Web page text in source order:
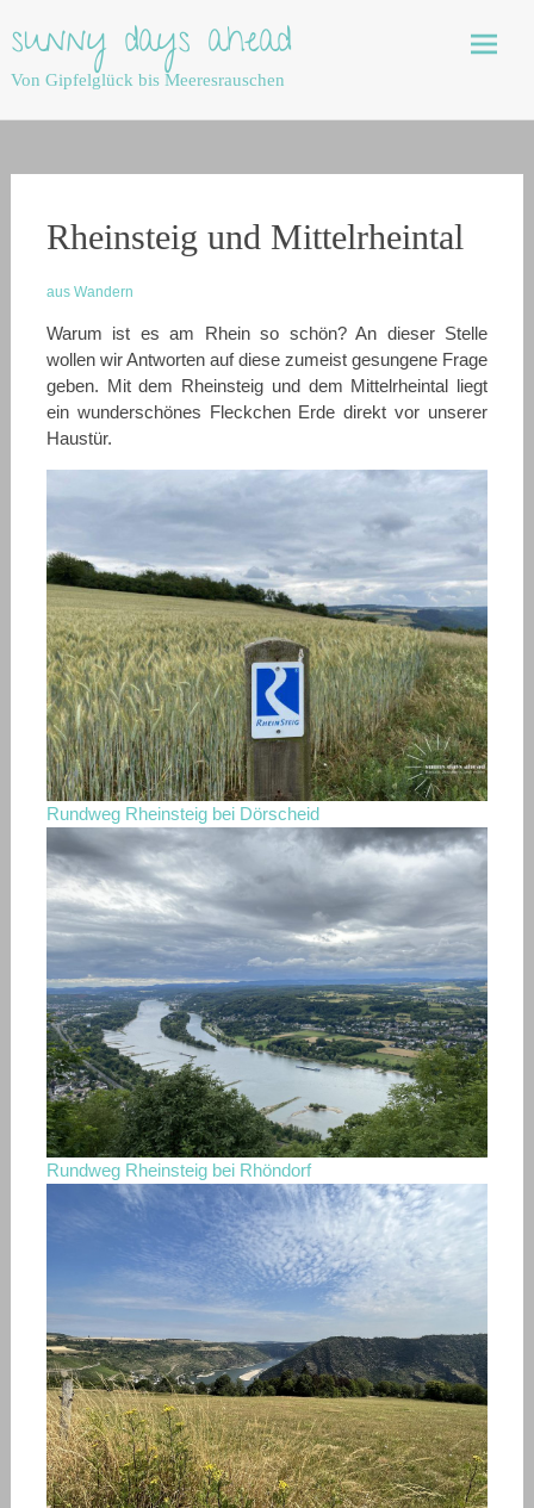
to
content
sunny days ahead
Von Gipfelglück bis Meeresrauschen
Rheinsteig und Mittelrheintal
aus Wandern
Warum ist es am Rhein so schön? An dieser Stelle
wollen wir Antworten auf diese zumeist gesungene Frage
geben. Mit dem Rheinsteig und dem Mittelrheintal liegt
ein wunderschönes Fleckchen Erde direkt vor unserer
Haustür.
Rundweg Rheinsteig bei Dörscheid
Rundweg Rheinsteig bei Rhöndorf